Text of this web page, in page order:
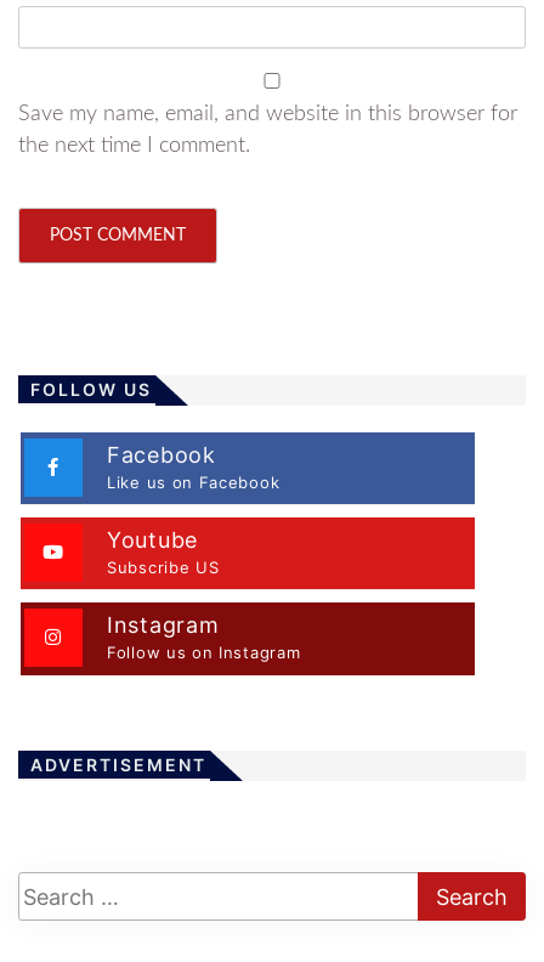
Save my name, email, and website in this browser for
the next time I comment.
FOLLOW US
Facebook
Like us on Facebook
Youtube
Subscribe US
Instagram
Follow us on Instagram
ADVERTISEMENT